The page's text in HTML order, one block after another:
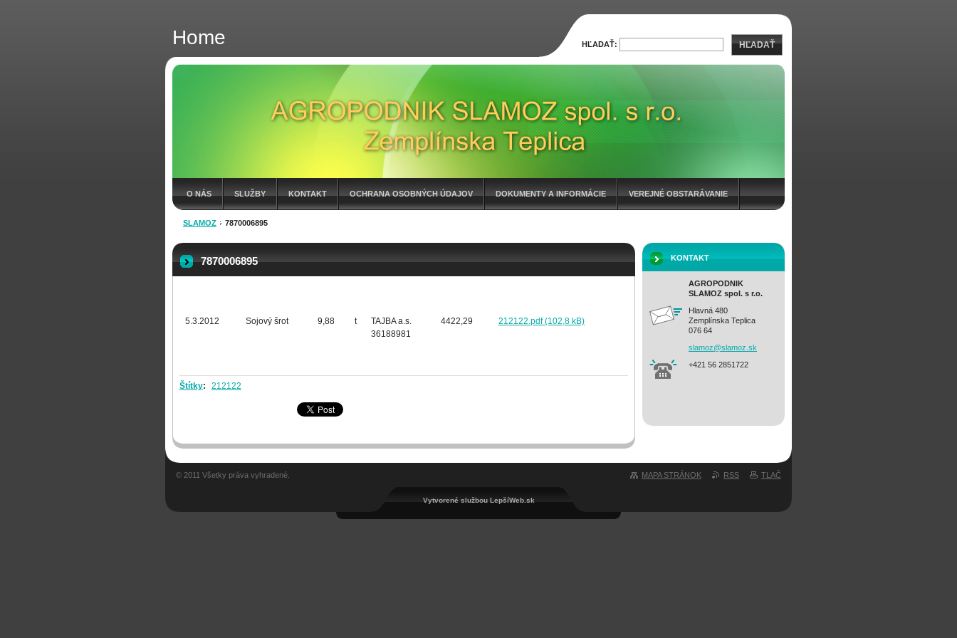
Home
O NÁS SLUŽBY KONTAKT OCHRANA OSOBNÝCH ÚDAJOV DOKUMENTY A INFORMÁCIE VEREJNÉ OBSTARÁVANIE
FAKTÚRY 2026
SLAMOZ 7870006895
7870006895
5.3.2012 Sojový šrot 9,88 t
TAJBA a.s.
36188981
4422,29 212122.pdf (102,8 kB)
Štítky: 212122
KONTAKT
AGROPODNIK
SLAMOZ spol. s r.o.
Hlavná 480
Zemplínska Teplica
076 64
slamoz@slamoz.sk
+421 56 2851722
HĽADAŤ: HĽADAŤ
MAPA STRÁNOK RSS TLAČ
© 2011 Všetky práva vyhradené.
Vytvorené službou LepšíWeb.sk